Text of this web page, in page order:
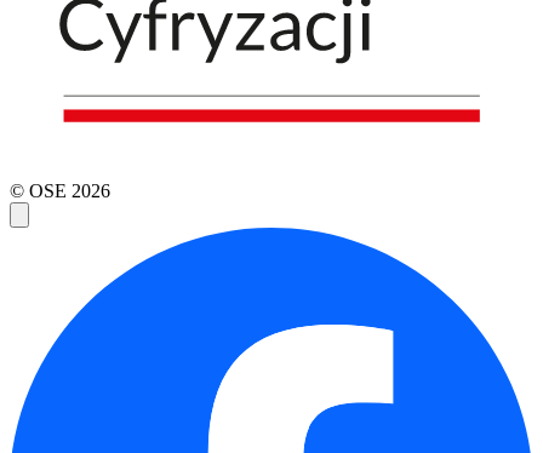
© OSE 2026